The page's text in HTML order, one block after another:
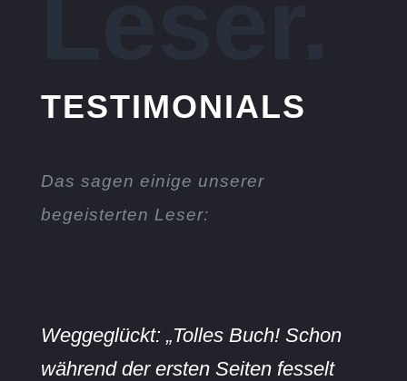
TESTIMONIALS
Das sagen einige unserer
begeisterten Leser:
Weggeglückt: „Tolles Buch! Schon
während der ersten Seiten fesselt